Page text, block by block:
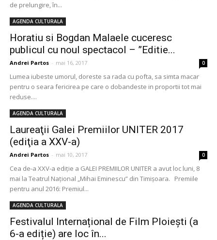
de prelungire, în...
AGENDA CULTURALA
Horatiu si Bogdan Malaele cuceresc
publicul cu noul spectacol – ”Editie...
Andrei Partos - mai 16, 2017 0
Lumea iubeste umorul, doreste sa rada cu pofta, sa simta macar
pentru o seara fericirea pe care o dobandeste in proportii tot mai
reduse....
AGENDA CULTURALA
Laureaţii Galei Premiilor UNITER 2017
(ediţia a XXV-a)
Andrei Partos - mai 10, 2017 0
Cea de-a XXV-a ediţie a GALEI PREMIILOR UNITER a avut loc luni, 8
mai la Teatrul Naţional „Mihai Eminescu” din Timişoara. Premiile
pentru anul 2016: Premiul...
AGENDA CULTURALA
Festivalul Internațional de Film Ploiești (a
6-a ediție) are loc în...